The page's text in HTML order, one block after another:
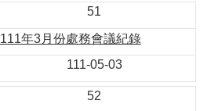
51
111年3月份處務會議紀錄
111-05-03
52